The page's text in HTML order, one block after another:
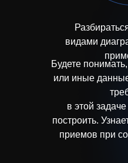
видами
Будете
или иные
в этой
построить.
приемов при